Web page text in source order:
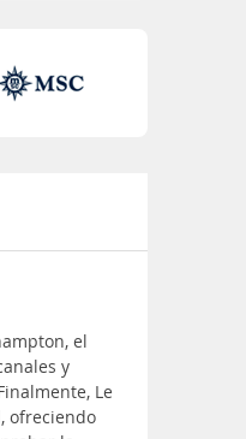
el
y
Le
ofreciendo